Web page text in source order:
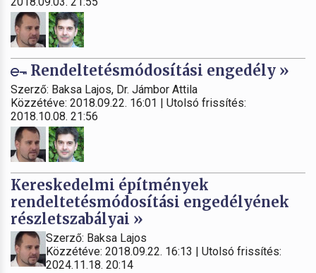
Rendeltetésmódosítási engedély »
Szerző: Baksa Lajos, Dr. Jámbor Attila
Közzétéve: 2018.09.22. 16:01 | Utolsó frissítés:
2018.10.08. 21:56
Kereskedelmi építmények
rendeltetésmódosítási engedélyének
részletszabályai »
Szerző: Baksa Lajos
Közzétéve: 2018.09.22. 16:13 | Utolsó frissítés:
2024.11.18. 20:14